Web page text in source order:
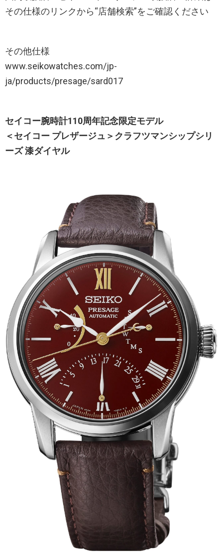
その仕様のリンクから“店舗検索”をご確認ください
その他仕様
www.seikowatches.com/jp-
ja/products/presage/sard017
セイコー腕時計110周年記念限定モデル
＜セイコー プレザージュ＞クラフツマンシップシリ
ーズ 漆ダイヤル